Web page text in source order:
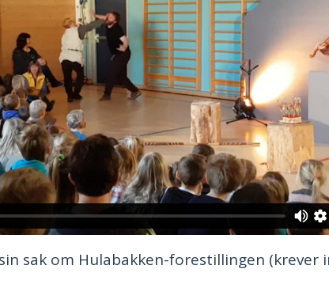
sak om Hulabakken-forestillingen (krever